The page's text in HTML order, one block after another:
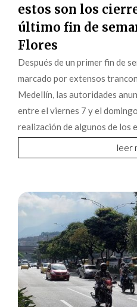
estos son los
último fin de
Flores
Después de un primer fin de
marcado por extensos
Medellín, las autoridades
entre el viernes 7 y el
realización de algunos de los
leer